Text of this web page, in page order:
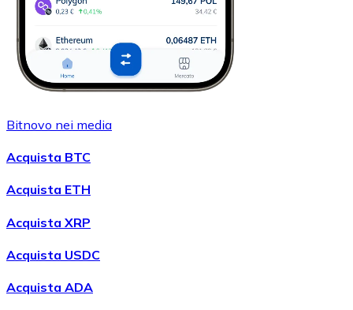
Bitnovo nei media
Acquista BTC
Acquista ETH
Acquista XRP
Acquista USDC
Acquista ADA